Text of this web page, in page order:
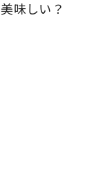
味しい？